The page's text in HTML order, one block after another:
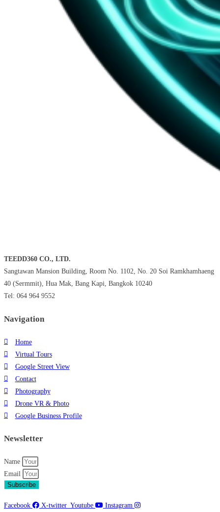
TEEDD360 CO., LTD.
Sangtawan Mansion Building, Room No. 1102, No. 20 Soi Ramkhamhaeng
40 (Sermmit), Hua Mak, Bang Kapi, Bangkok 10240
Tel: 064 964 9552
Navigation
Home
Virtual Tours
Google Street View
Contact
Photography
Drone VR & Photo
Google Business Profile
Newsletter
Name
Email
Subscribe
Facebook X-twitter Youtube Instagram